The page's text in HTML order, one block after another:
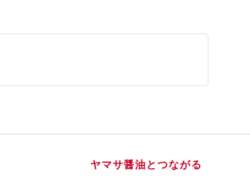
ヤマサ醤油とつながる